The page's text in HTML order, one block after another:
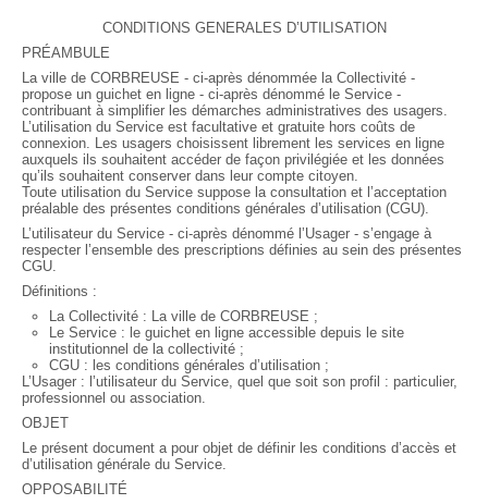
CONDITIONS GENERALES D’UTILISATION
PRÉAMBULE
La ville de CORBREUSE - ci-après dénommée la Collectivité -
propose un guichet en ligne - ci-après dénommé le Service -
contribuant à simplifier les démarches administratives des usagers.
L’utilisation du Service est facultative et gratuite hors coûts de
connexion. Les usagers choisissent librement les services en ligne
auxquels ils souhaitent accéder de façon privilégiée et les données
qu’ils souhaitent conserver dans leur compte citoyen.
Toute utilisation du Service suppose la consultation et l’acceptation
préalable des présentes conditions générales d’utilisation (CGU).
L’utilisateur du Service - ci-après dénommé l’Usager - s’engage à
respecter l’ensemble des prescriptions définies au sein des présentes
CGU.
Définitions :
La Collectivité : La ville de CORBREUSE ;
Le Service : le guichet en ligne accessible depuis le site
institutionnel de la collectivité ;
CGU : les conditions générales d’utilisation ;
L’Usager : l’utilisateur du Service, quel que soit son profil : particulier,
professionnel ou association.
OBJET
Le présent document a pour objet de définir les conditions d’accès et
d’utilisation générale du Service.
OPPOSABILITÉ